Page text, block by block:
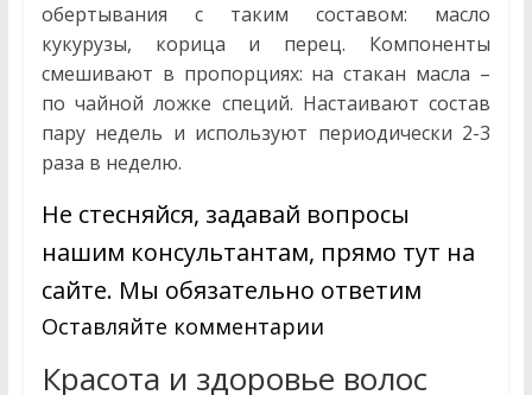
обертывания с таким составом: масло
кукурузы, корица и перец. Компоненты
смешивают в пропорциях: на стакан масла –
по чайной ложке специй. Настаивают состав
пару недель и используют периодически 2-3
раза в неделю.
Не стесняйся, задавай вопросы
нашим консультантам, прямо тут на
сайте. Мы обязательно ответим
Оставляйте комментарии
Красота и здоровье волос